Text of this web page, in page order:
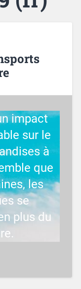
impact
sur le
à
que
les
se
plus du